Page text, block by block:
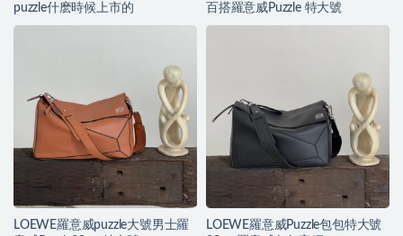
puzzle什麽時候上市的
百搭羅意威Puzzle 特大號
LOEWE羅意威puzzle大號男士羅
LOEWE羅意威Puzzle包包特大號